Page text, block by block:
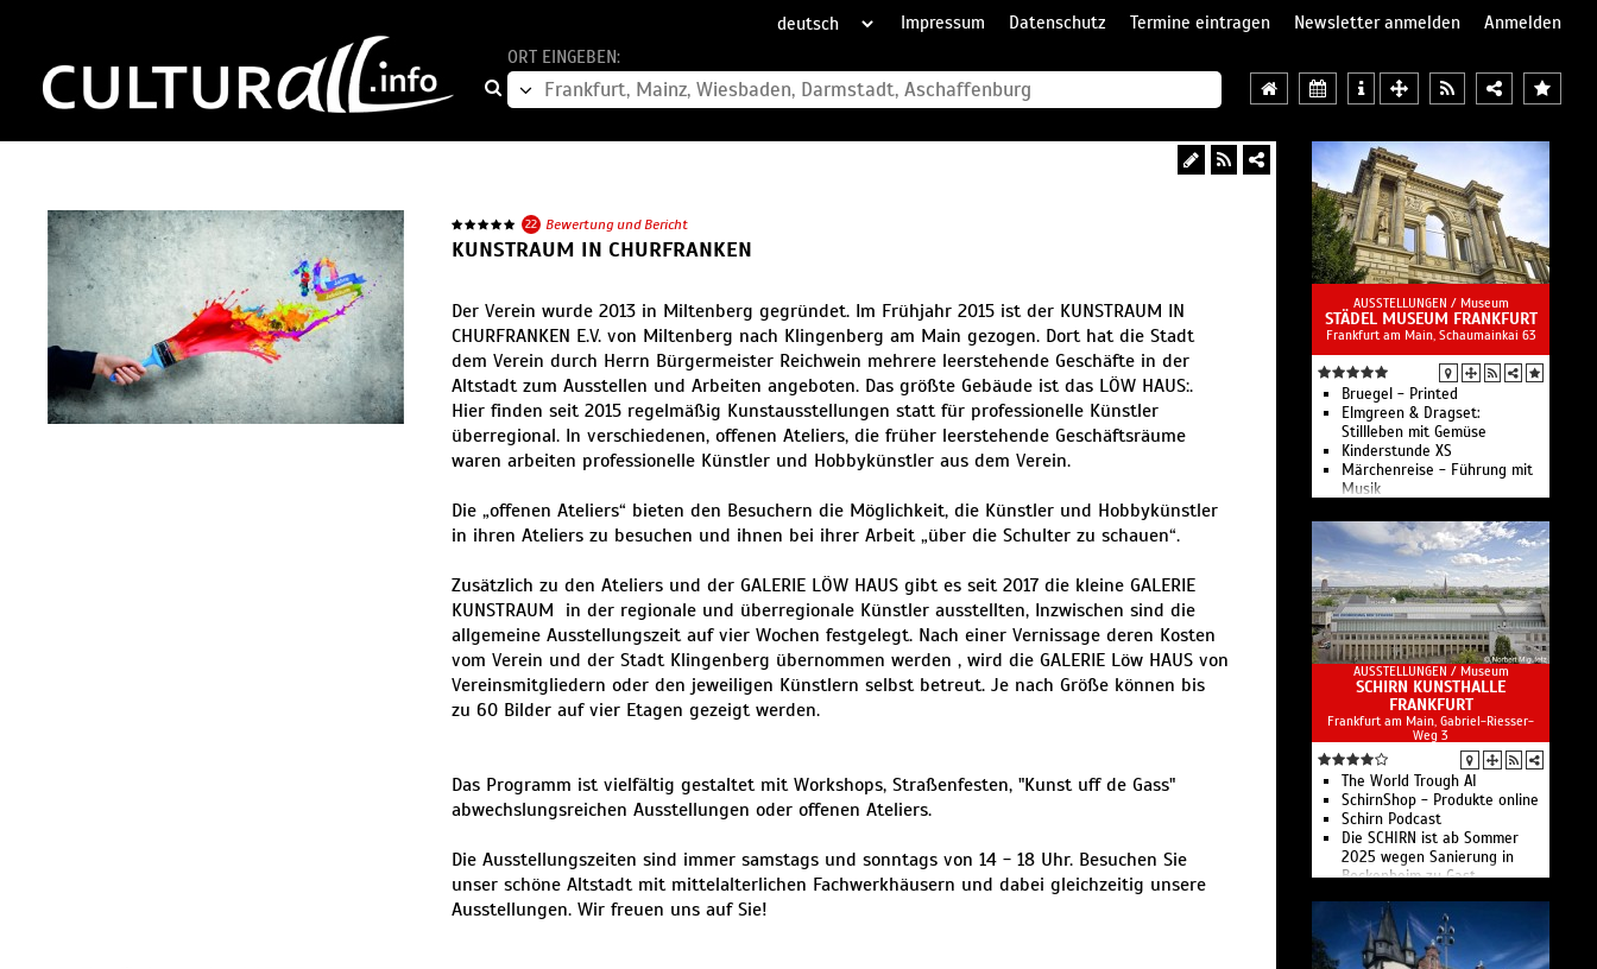
Impressum Datenschutz Termine eintragen Newsletter anmelden
Anmelden
ORT EINGEBEN:
22 Bewertung und Bericht
KUNSTRAUM IN CHURFRANKEN
Der Verein wurde 2013 in Miltenberg gegründet. Im Frühjahr 2015 ist der KUNSTRAUM IN
CHURFRANKEN E.V. von Miltenberg nach Klingenberg am Main gezogen. Dort hat die Stadt
dem Verein durch Herrn Bürgermeister Reichwein mehrere leerstehende Geschäfte in der
Altstadt zum Ausstellen und Arbeiten angeboten. Das größte Gebäude ist das LÖW HAUS:.
Hier finden seit 2015 regelmäßig Kunstausstellungen statt für professionelle Künstler
überregional. In verschiedenen, offenen Ateliers, die früher leerstehende Geschäftsräume
waren arbeiten professionelle Künstler und Hobbykünstler aus dem Verein.
Die „offenen Ateliers“ bieten den Besuchern die Möglichkeit, die Künstler und Hobbykünstler
in ihren Ateliers zu besuchen und ihnen bei ihrer Arbeit „über die Schulter zu schauen“.
Zusätzlich zu den Ateliers und der GALERIE LÖW HAUS gibt es seit 2017 die kleine GALERIE
KUNSTRAUM in der regionale und überregionale Künstler ausstellten, Inzwischen sind die
allgemeine Ausstellungszeit auf vier Wochen festgelegt. Nach einer Vernissage deren Kosten
vom Verein und der Stadt Klingenberg übernommen werden , wird die GALERIE Löw HAUS von
Vereinsmitgliedern oder den jeweiligen Künstlern selbst betreut. Je nach Größe können bis
zu 60 Bilder auf vier Etagen gezeigt werden.
Das Programm ist vielfältig gestaltet mit Workshops, Straßenfesten, "Kunst uff de Gass"
abwechslungsreichen Ausstellungen oder offenen Ateliers.
Die Ausstellungszeiten sind immer samstags und sonntags von 14 - 18 Uhr. Besuchen Sie
unser schöne Altstadt mit mittelalterlichen Fachwerkhäusern und dabei gleichzeitig unsere
Ausstellungen. Wir freuen uns auf Sie!
AUSSTELLUNGEN / Museum
STÄDEL MUSEUM FRANKFURT
Frankfurt am Main, Schaumainkai 63
Bruegel - Printed
Elmgreen & Dragset:
Stillleben mit Gemüse
Kinderstunde XS
Märchenreise - Führung mit
Musik
Jugendliche
Städel Blog
Kunstgeschichte online
Städel Mixtape
Onlineshop des Städel
Museum
Digitale Angebote des Städel
Museums
Ferienkurse
AusKunstBildung
Familienführung
Führungen & Workshops
KinderKunstKlub
Das Städel Museum gilt als
älteste und renommierteste
Museumsstiftung in
Deutschland.
AUSSTELLUNGEN / Museum
SCHIRN KUNSTHALLE
FRANKFURT
Frankfurt am Main, Gabriel-Riesser-
Weg 3
The World Trough AI
SchirnShop - Produkte online
Schirn Podcast
Die SCHIRN ist ab Sommer
2025 wegen Sanierung in
Bockenheim zu Gast